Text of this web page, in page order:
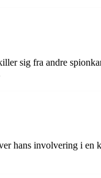
sig fra andre
hans involvering i en